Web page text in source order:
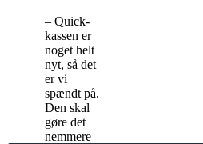
– Quick-
kassen er
noget helt
nyt, så det
er vi
spændt på.
Den skal
gøre det
nemmere